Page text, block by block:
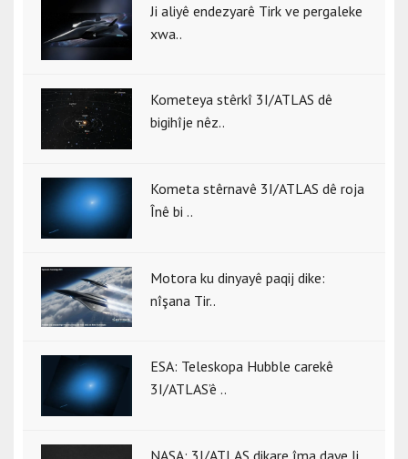
Ji aliyê endezyarê Tirk ve pergaleke
xwa..
Kometeya stêrkî 3I/ATLAS dê
bigihîje nêz..
Kometa stêrnavê 3I/ATLAS dê roja
Înê bi ..
Motora ku dinyayê paqij dike:
nîşana Tir..
ESA: Teleskopa Hubble carekê
3I/ATLAS’ê ..
NASA: 3I/ATLAS dikare îma daye li